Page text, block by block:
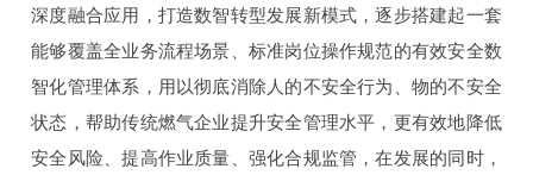
深度融合应用，打造数智转型发展新模式，逐步搭建起一套
能够覆盖全业务流程场景、标准岗位操作规范的有效安全数
智化管理体系，用以彻底消除人的不安全行为、物的不安全
状态，帮助传统燃气企业提升安全管理水平，更有效地降低
安全风险、提高作业质量、强化合规监管，在发展的同时，